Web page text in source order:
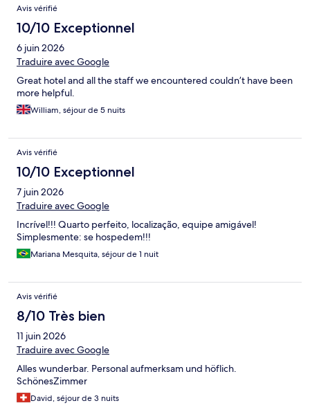
Avis vérifié
10/10 Exceptionnel
6 juin 2026
Traduire avec Google
Great hotel and all the staff we encountered couldn’t have been
more helpful.
William, séjour de 5 nuits
Avis vérifié
10/10 Exceptionnel
7 juin 2026
Traduire avec Google
Incrível!!! Quarto perfeito, localização, equipe amigável!
Simplesmente: se hospedem!!!
Mariana Mesquita, séjour de 1 nuit
Avis vérifié
8/10 Très bien
11 juin 2026
Traduire avec Google
Alles wunderbar. Personal aufmerksam und höflich.
SchönesZimmer
David, séjour de 3 nuits